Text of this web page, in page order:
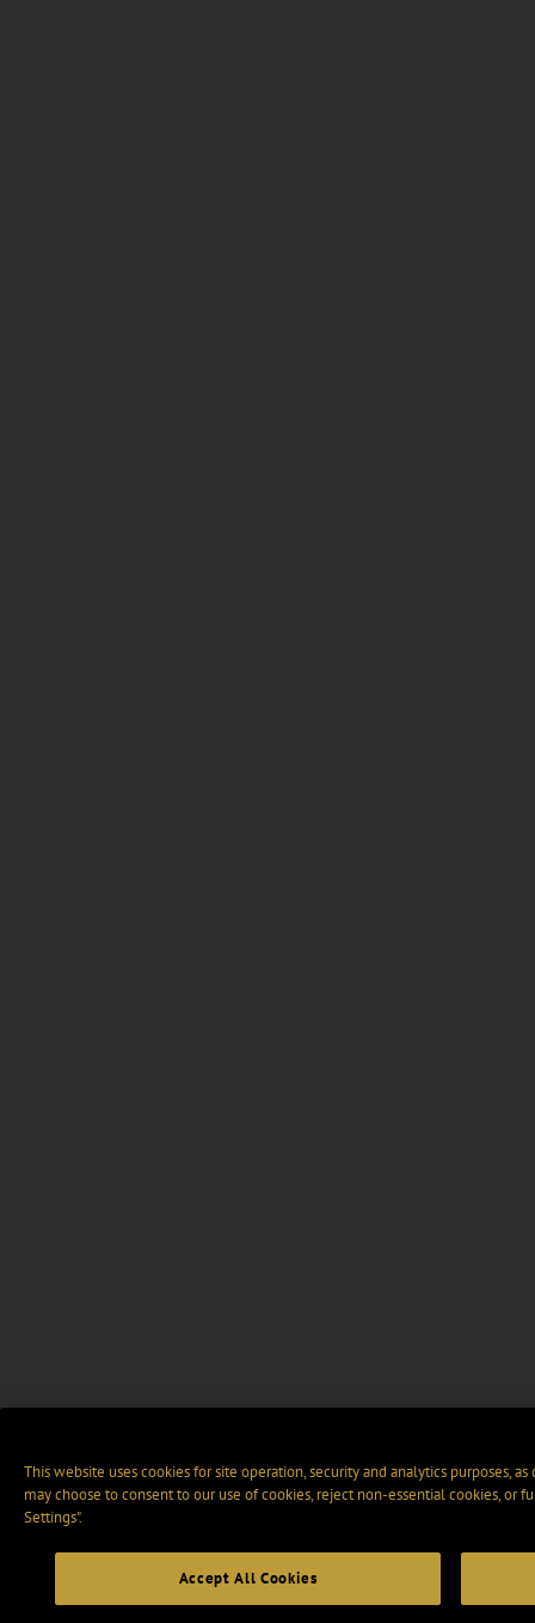
This website uses cookies for site operation, security and analytics purposes,
may choose to consent to our use of cookies, reject non-essential cookies, or
Settings".
Accept All Cookies